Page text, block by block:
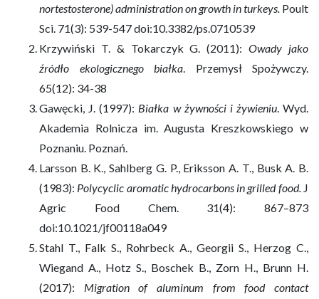
nortestosterone) administration on growth in turkeys. Poult
Sci. 71(3): 539-547 doi:10.3382/ps.0710539
Krzywiński T. & Tokarczyk G. (2011):Owady jako
źródło ekologicznego białka . Przemysł Spożywczy.
65(12): 34-38
Gawęcki, J. (1997): Białka w żywności i żywieniu. Wyd.
Akademia Rolnicza im. Augusta Kreszkowskiego w
Poznaniu. Poznań.
Larsson B. K., Sahlberg G. P., Eriksson A. T., Busk A. B.
(1983): Polycyclic aromatic hydrocarbons in grilled food. J
Agric Food Chem. 31(4): 867–873
doi:10.1021/jf00118a049
Stahl T., Falk S., Rohrbeck A., Georgii S., Herzog C.,
Wiegand A., Hotz S., Boschek B., Zorn H., Brunn H.
(2017): Migration of aluminum from food contact